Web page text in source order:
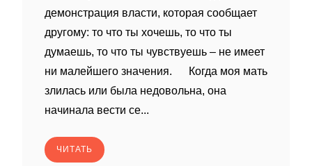
демонстрация власти, которая сообщает
другому: то что ты хочешь, то что ты
думаешь, то что ты чувствуешь – не имеет
ни малейшего значения. Когда моя мать
злилась или была недовольна, она
начинала вести се...
ЧИТАТЬ